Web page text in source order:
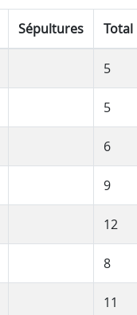
Sépultures Total
5
5
6
9
12
8
11